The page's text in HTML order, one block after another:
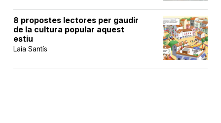
8 propostes lectores per gaudir
de la cultura popular aquest
estiu
Laia Santís